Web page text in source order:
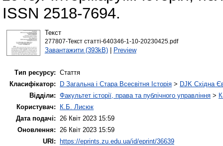
ISSN 2518-7694.
Текст
277807-Текст статті-640346-1-10-20230425.pdf
Завантажити (393kB)| Preview
Тип ресурсу: Стаття
Класифікатор:
D Загальна і Стара Всесвітня Історія > DJK Східна
Відділи: Факультет історії, права та публічного управління >
Користувач:
К.Б. Лисюк
Дата подачі: 26 Квіт 2023 15:59
Оновлення: 26 Квіт 2023 15:59
URI:
https://eprints.zu.edu.ua/id/eprint/36639